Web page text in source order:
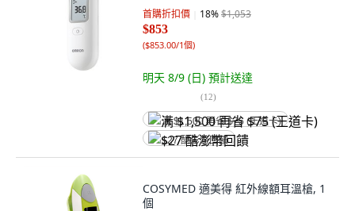
首購折扣價 18%$1,053
$853
($853.00/1個)
明天 8/9 (日) 預計送達
(12)
满 $1,500 再省 $75 (王道卡)
$27 酷澎幣回饋
COSYMED 適美得 紅外線額耳溫槍, 1
個